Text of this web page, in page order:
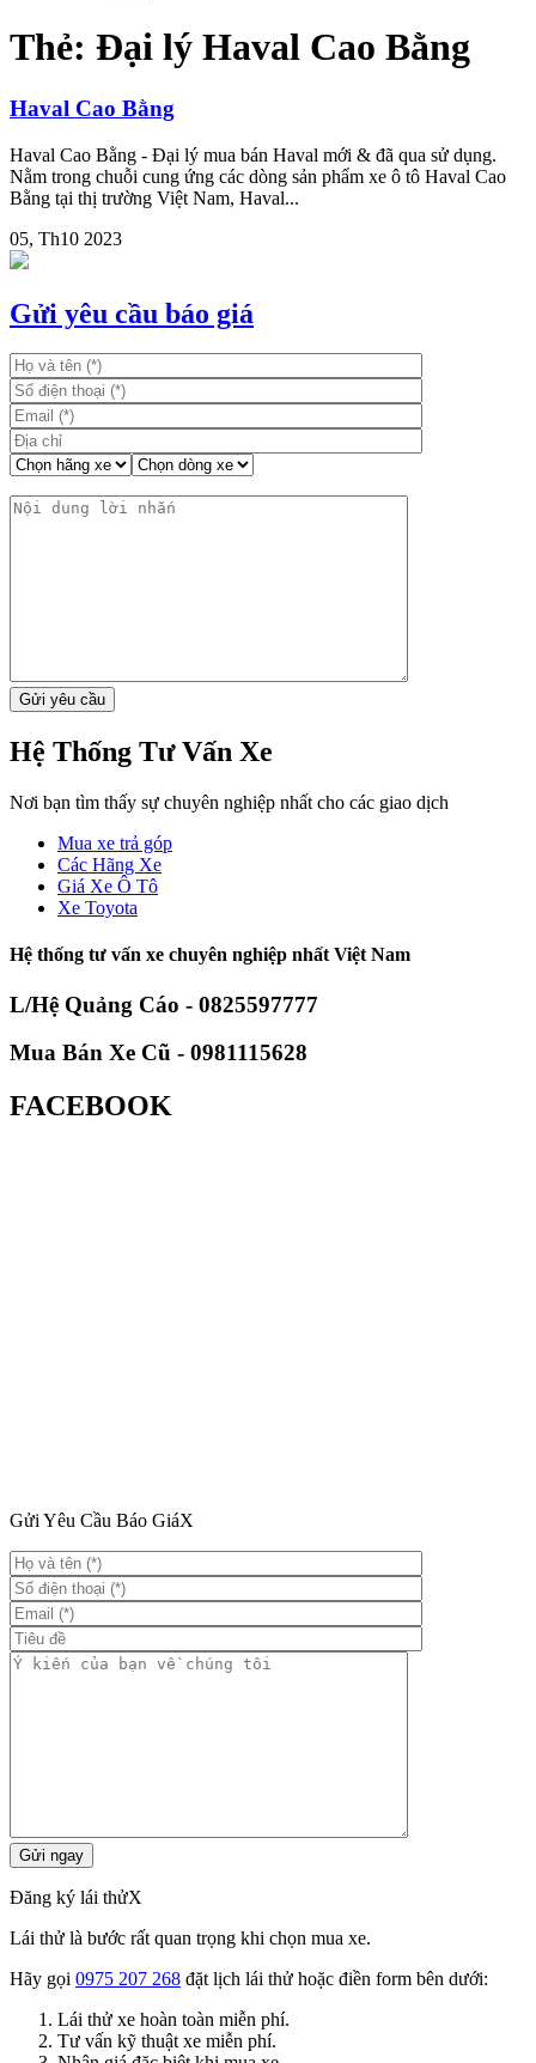
Thẻ: Đại lý Haval Cao Bằng
Haval Cao Bằng
Haval Cao Bằng - Đại lý mua bán Haval mới & đã qua sử dụng.
Nằm trong chuỗi cung ứng các dòng sản phẩm xe ô tô Haval Cao
Bằng tại thị trường Việt Nam, Haval...
05, Th10 2023
Gửi yêu cầu báo giá
Hệ Thống Tư Vấn Xe
Nơi bạn tìm thấy sự chuyên nghiệp nhất cho các giao dịch
Mua xe trả góp
Các Hãng Xe
Giá Xe Ô Tô
Xe Toyota
Hệ thống tư vấn xe chuyên nghiệp nhất Việt Nam
L/Hệ Quảng Cáo - 0825597777
Mua Bán Xe Cũ - 0981115628
FACEBOOK
Gửi Yêu Cầu Báo GiáX
Đăng ký lái thửX
Lái thử là bước rất quan trọng khi chọn mua xe.
Hãy gọi 0975 207 268 đặt lịch lái thử hoặc điền form bên dưới:
Lái thử xe hoàn toàn miễn phí.
Tư vấn kỹ thuật xe miễn phí.